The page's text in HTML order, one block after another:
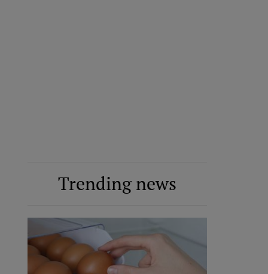
Trending news